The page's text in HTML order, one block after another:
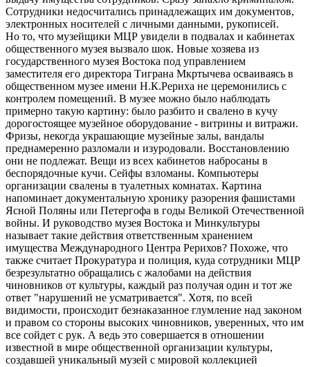
Сотрудники недосчитались принадлежащих им документов,
электронных носителей с личными данными, рукописей.
Но то, что музейщики МЦР увидели в подвалах и кабинетах
общественного музея вызвало шок. Новые хозяева из
государственного музея Востока под управлением
заместителя его директора Тиграна Мкртычева осваиваясь в
общественном музее имени Н.К.Рериха не церемонились с
контролем помещений. В музее можно было наблюдать
примерно такую картину: было разбито и свалено в кучу
дорогостоящее музейное оборудование - витрины и витражи.
Фризы, некогда украшающие музейные залы, вандалы
преднамеренно разломали и изуродовали. Восстановлению
они не подлежат. Вещи из всех кабинетов набросаны в
беспорядочные кучи. Сейфы взломаны. Компьютеры
организации свалены в туалетных комнатах. Картина
напоминает документальную хронику разорения фашистами
Ясной Поляны или Петергофа в годы Великой Отечественной
войны. И руководство музея Востока и Минкультуры
называет такие действия ответственным хранением
имущества Международного Центра Рерихов? Похоже, что
также считает Прокуратура и полиция, куда сотрудники МЦР
безрезультатно обращались с жалобами на действия
чиновников от культуры, каждый раз получая один и тот же
ответ "нарушений не усматривается". Хотя, по всей
видимости, происходит безнаказанное глумление над законом
и правом со стороны высоких чиновников, уверенных, что им
все сойдет с рук. А ведь это совершается в отношении
известной в мире общественной организации культуры,
создавшей уникальный музей с мировой коллекцией